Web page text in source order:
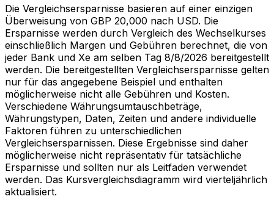
Die Vergleichsersparnisse basieren auf einer einzigen
Überweisung von GBP 20,000 nach USD. Die
Ersparnisse werden durch Vergleich des Wechselkurses
einschließlich Margen und Gebühren berechnet, die von
jeder Bank und Xe am selben Tag 8/8/2026 bereitgestellt
werden. Die bereitgestellten Vergleichsersparnisse gelten
nur für das angegebene Beispiel und enthalten
möglicherweise nicht alle Gebühren und Kosten.
Verschiedene Währungsumtauschbeträge,
Währungstypen, Daten, Zeiten und andere individuelle
Faktoren führen zu unterschiedlichen
Vergleichsersparnissen. Diese Ergebnisse sind daher
möglicherweise nicht repräsentativ für tatsächliche
Ersparnisse und sollten nur als Leitfaden verwendet
werden. Das Kursvergleichsdiagramm wird vierteljährlich
aktualisiert.